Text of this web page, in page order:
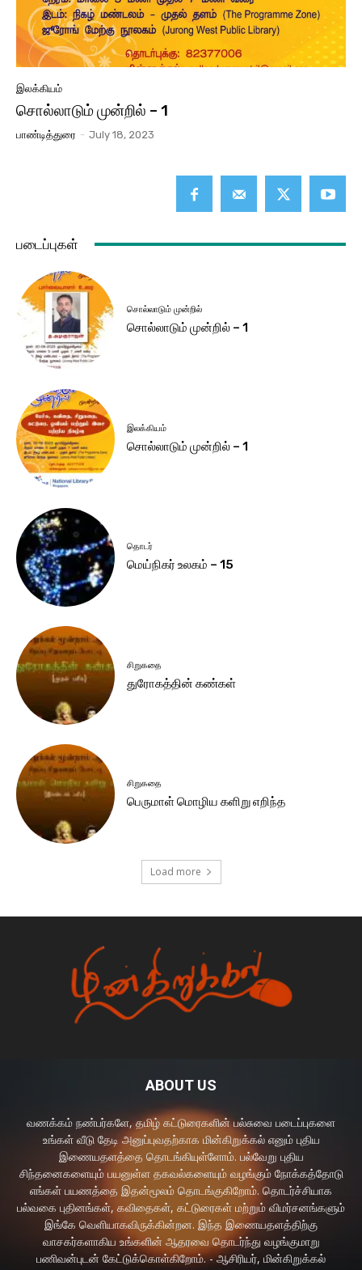
இலக்கியம்
சொல்லாடும் முன்றில் – 1
பாண்டித்துரை - July 18, 2023
படைப்புகள்
சொல்லாடும் முன்றில்
சொல்லாடும் முன்றில் – 1
இலக்கியம்
சொல்லாடும் முன்றில் – 1
தொடர்
மெய்நிகர் உலகம் – 15
சிறுகதை
துரோகத்தின் கண்கள்
சிறுகதை
பெருமாள் மொழிய களிறு எறிந்த
Load more
ABOUT US
வணக்கம் நண்பர்களே, தமிழ் கட்டுரைகளின் பல்சுவை படைப்புகளை
உங்கள் வீடு தேடி அனுப்புவதற்காக மின்கிறுக்கல் எனும் புதிய
இணையதளத்தை தொடங்கியுள்ளோம். பல்வேறு புதிய
சிந்தனைகளையும் பயனுள்ள தகவல்களையும் வழங்கும் நோக்கத்தோடு
எங்கள் பயணத்தை இதன்மூலம் தொடங்குகிறோம். தொடர்ச்சியாக
பல்வகை புதினங்கள், கவிதைகள், கட்டுரைகள் மற்றும் விமர்சனங்களும்
இங்கே வெளியாகவிருக்கின்றன. இந்த இணையதளத்திற்கு
வாசகர்களாகிய உங்களின் ஆதரவை தொடர்ந்து வழங்குமாறு
பணிவன்புடன் கேட்டுக்கொள்கிறோம். - ஆசிரியர், மின்கிறுக்கல்